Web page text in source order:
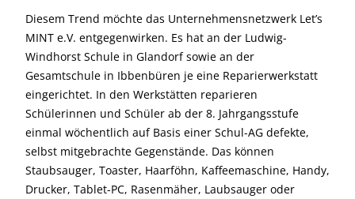
Diesem Trend möchte das Unternehmensnetzwerk Let’s
MINT e.V. entgegenwirken. Es hat an der Ludwig-
Windhorst Schule in Glandorf sowie an der
Gesamtschule in Ibbenbüren je eine Reparierwerkstatt
eingerichtet. In den Werkstätten reparieren
Schülerinnen und Schüler ab der 8. Jahrgangsstufe
einmal wöchentlich auf Basis einer Schul-AG defekte,
selbst mitgebrachte Gegenstände. Das können
Staubsauger, Toaster, Haarföhn, Kaffeemaschine, Handy,
Drucker, Tablet-PC, Rasenmäher, Laubsauger oder